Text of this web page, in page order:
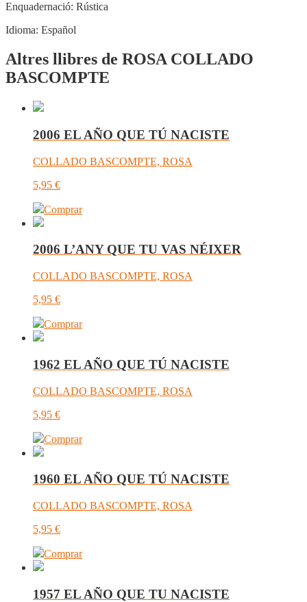
Enquadernació: Rústica
Idioma: Español
Altres llibres de ROSA COLLADO
BASCOMPTE
2006 EL AÑO QUE TÚ NACISTE
COLLADO BASCOMPTE, ROSA
5,95 €
Comprar
2006 L’ANY QUE TU VAS NÉIXER
COLLADO BASCOMPTE, ROSA
5,95 €
Comprar
1962 EL AÑO QUE TÚ NACISTE
COLLADO BASCOMPTE, ROSA
5,95 €
Comprar
1960 EL AÑO QUE TÚ NACISTE
COLLADO BASCOMPTE, ROSA
5,95 €
Comprar
1957 EL AÑO QUE TU NACISTE